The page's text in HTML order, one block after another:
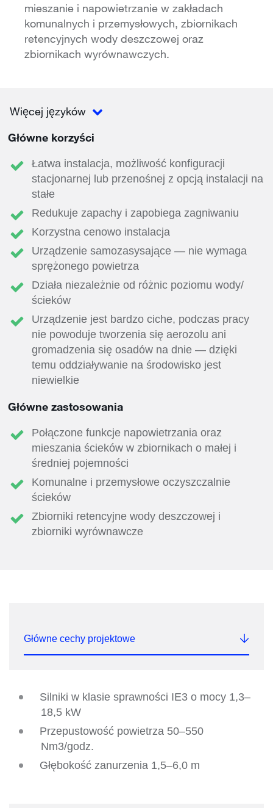
mieszanie i napowietrzanie w zakładach
komunalnych i przemysłowych, zbiornikach
retencyjnych wody deszczowej oraz
zbiornikach wyrównawczych.
Więcej języków
Główne korzyści
Łatwa instalacja, możliwość konfiguracji
stacjonarnej lub przenośnej z opcją instalacji na
stałe
Redukuje zapachy i zapobiega zagniwaniu
Korzystna cenowo instalacja
Urządzenie samozasysające — nie wymaga
sprężonego powietrza
Działa niezależnie od różnic poziomu wody/
ścieków
Urządzenie jest bardzo ciche, podczas pracy
nie powoduje tworzenia się aerozolu ani
gromadzenia się osadów na dnie — dzięki
temu oddziaływanie na środowisko jest
niewielkie
Główne zastosowania
Połączone funkcje napowietrzania oraz
mieszania ścieków w zbiornikach o małej i
średniej pojemności
Komunalne i przemysłowe oczyszczalnie
ścieków
Zbiorniki retencyjne wody deszczowej i
zbiorniki wyrównawcze
Główne cechy projektowe
Silniki w klasie sprawności IE3 o mocy 1,3–
18,5 kW
Przepustowość powietrza 50–550
Nm3/godz.
Głębokość zanurzenia 1,5–6,0 m